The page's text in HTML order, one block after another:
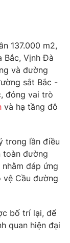
137.000 m2,
Bắc, Vịnh Đà
và đường
sắt Bắc -
đóng vai trò
và hạ tầng đô
trong lần điều
toàn đường
đáp ứng
vệ Cầu đường
bố trí lại, để
quan hiện đại